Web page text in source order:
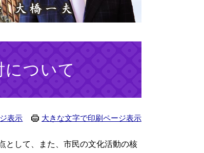
ついて
表示 大きな文字で印刷ページ表示
として、また、市民の文化活動の核